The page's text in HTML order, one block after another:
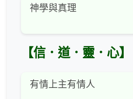
神學與真理
【信．道．靈．心】
有情上主有情人